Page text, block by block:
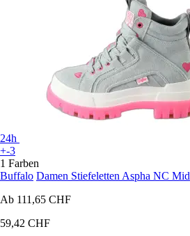
24h
+-3
1 Farben
Buffalo Damen Stiefeletten Aspha NC Mid
Ab 111,65 CHF
59,42 CHF